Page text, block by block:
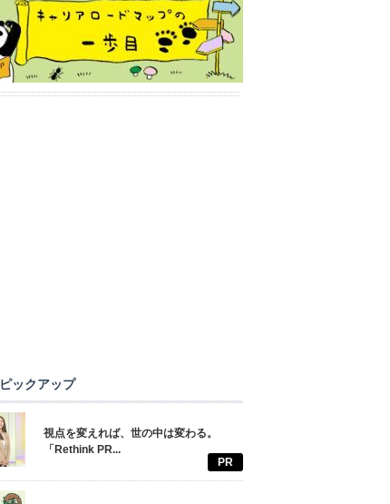
ピックアップ
視点を変えれば、世の中は変わる。
「Rethink PR...
PR